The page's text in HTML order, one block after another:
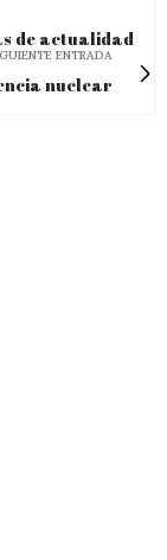
de actualidad
ENTRADA
nuclear